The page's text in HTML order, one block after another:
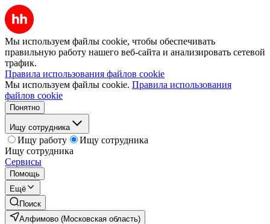
Мы используем файлы cookie, чтобы обеспечивать
правильную работу нашего веб-сайта и анализировать сетевой
трафик.
Правила использования файлов cookie
Мы используем файлы cookie. Правила использования
файлов cookie
Понятно
Ищу сотрудника
Ищу работу
Ищу сотрудника
Ищу сотрудника
Сервисы
Помощь
Ещё
Поиск
Алфимово (Московская область)